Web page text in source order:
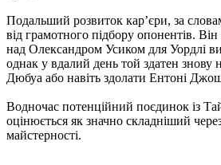
Подальший розвиток кар’єри, за
від грамотного підбору опонентів.
над Олександром Усиком для Уордлі
однак у вдалий день той здатен знову
Дюбуа або навіть здолати Ентоні
Водночас потенційний поєдинок із
оцінюється як значно складніший
майстерності.